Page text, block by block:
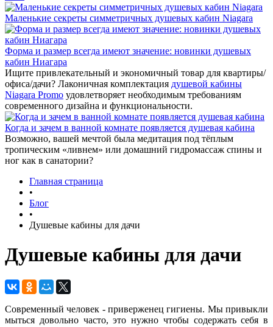
Маленькие секреты симметричных душевых кабин Niagara
Форма и размер всегда имеют значение: новинки душевых
кабин Ниагара
Ищите привлекательный и экономичный товар для квартиры/
офиса/дачи? Лаконичная комплектация душевой кабины
Niagara Promo удовлетворяет необходимым требованиям
современного дизайна и функциональности.
Когда и зачем в ванной комнате появляется душевая кабина
Возможно, вашей мечтой была медитация под тёплым
тропическим «ливнем» или домашний гидромассаж спины и
ног как в санатории?
Главная страница
•
Блог
•
Душевые кабины для дачи
Душевые кабины для дачи
Современный человек - приверженец гигиены. Мы привыкли
мыться довольно часто, это нужно чтобы содержать себя в